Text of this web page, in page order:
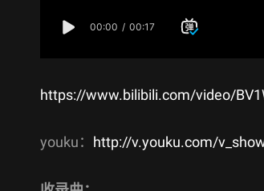
https://www.bilibili.com/video/
youku： http://v.youku.com/